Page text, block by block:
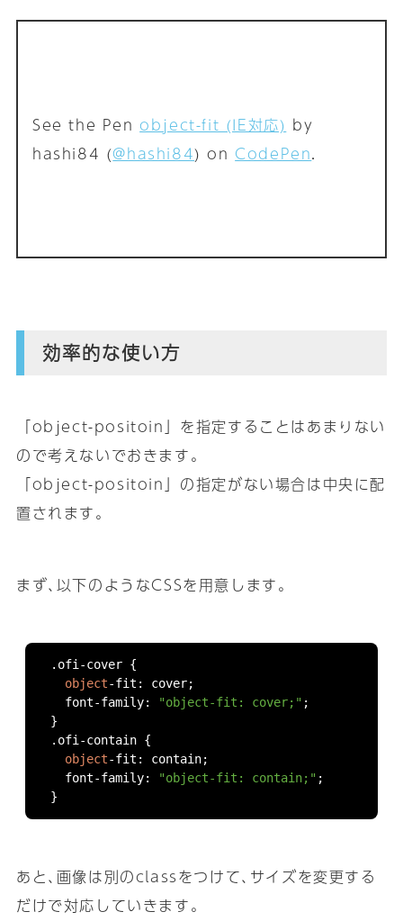
See the Penobject-fit (IE対応) by
hashi84 (@hashi84) on CodePen.
効率的な使い方
「object-positoin」を指定することはあまりない
ので考えないでおきます｡
「object-positoin」の指定がない場合は中央に配
置されます｡
まず､以下のようなCSSを用意します｡
. ofi -cover {
object-fit : cover;
  font
-family: "object-fit: cover;" ;
}
. ofi -contain {
object-fit : contain;
  font
-family: "object-fit: contain;" ;
}
あと､画像は別のclassをつけて､サイズを変更する
だけで対応していきます｡